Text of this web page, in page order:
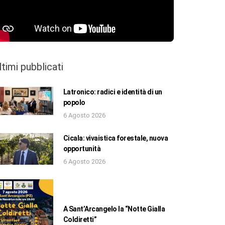
pubblicati
Latronico: radici e identità di un
popolo
6 Agosto 2026
Cicala: vivaistica forestale, nuova
opportunità
6 Agosto 2026
A Sant’Arcangelo la “Notte Gialla
Coldiretti”